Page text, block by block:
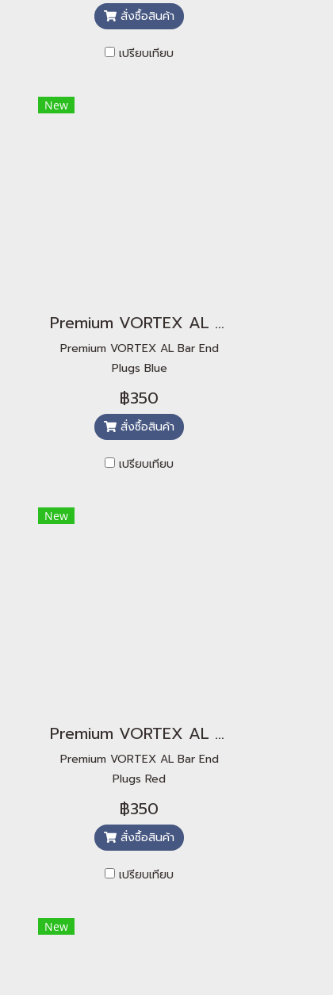
สั่งซื้อสินค้า
เปรียบเทียบ
New
Premium VORTEX AL Bar End Plugs Blue
Premium VORTEX AL Bar End
Plugs Blue
฿350
สั่งซื้อสินค้า
เปรียบเทียบ
New
Premium VORTEX AL Bar End Plugs Red
Premium VORTEX AL Bar End
Plugs Red
฿350
สั่งซื้อสินค้า
เปรียบเทียบ
New